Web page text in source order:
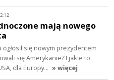
mają nowego
ogłosił się nowym prezydentem
się Amerykanie? I jakie to
dla Europy… » więcej